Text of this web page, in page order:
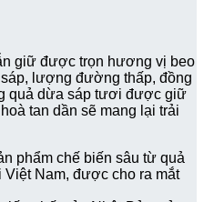
giữ được trọn hương vị beo
lượng đường thấp, đồng
quả dừa sáp tươi được giữ
tan dần sẽ mang lại trải
phẩm chế biến sâu từ quả
Nam, được cho ra mắt